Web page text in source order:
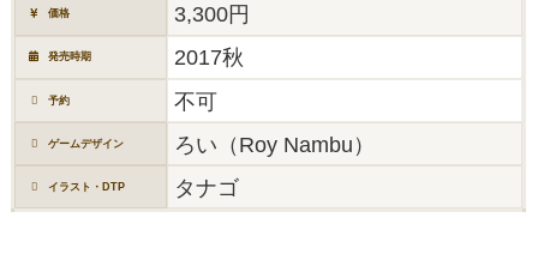
価格 3,300円
発売時期 2017秋
予約 不可
ゲームデザイン ろい（Roy Nambu）
イラスト・DTP タナゴ